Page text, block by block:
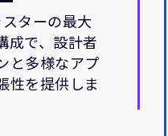
ターの最大
成で、設計者
と多様なアプ
性を提供しま